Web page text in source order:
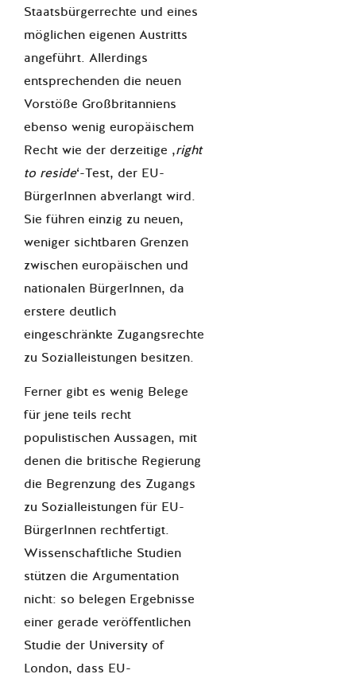
Staatsbürgerrechte und eines
möglichen eigenen Austritts
angeführt. Allerdings
entsprechenden die neuen
Vorstöße Großbritanniens
ebenso wenig europäischem
Recht wie der derzeitige ‚right
to reside‘-Test, der EU-
BürgerInnen abverlangt wird.
Sie führen einzig zu neuen,
weniger sichtbaren Grenzen
zwischen europäischen und
nationalen BürgerInnen, da
erstere deutlich
eingeschränkte Zugangsrechte
zu Sozialleistungen besitzen.
Ferner gibt es wenig Belege
für jene teils recht
populistischen Aussagen, mit
denen die britische Regierung
die Begrenzung des Zugangs
zu Sozialleistungen für EU-
BürgerInnen rechtfertigt.
Wissenschaftliche Studien
stützen die Argumentation
nicht: so belegen Ergebnisse
einer gerade veröffentlichen
Studie der University of
London, dass EU-